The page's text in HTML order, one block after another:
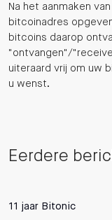
Na het aanmaken
bitcoinadres
bitcoins daarop
"ontvangen"/
uiteraard vrij om uw
u wenst.
Eerdere
11 jaar Bitonic